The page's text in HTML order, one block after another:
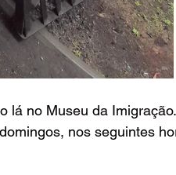
lá no Museu da
nos seguintes